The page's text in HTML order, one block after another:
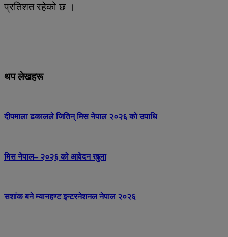
प्रतिशत रहेको छ ।
थप लेखहरू
दीपमाला ढकालले जितिन् मिस नेपाल २०२६ को उपाधि
मिस नेपाल– २०२६ को आवेदन खुला
सशांक बने म्यानहण्ट इन्टरनेशनल नेपाल २०२६